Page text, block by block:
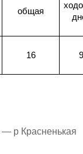
общая
16 9
р Красненькая